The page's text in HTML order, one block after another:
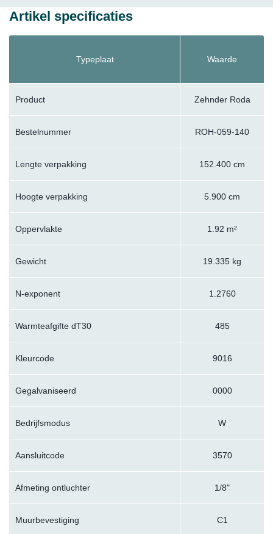
Artikel specificaties
Typeplaat Waarde
Product Zehnder Roda
Bestelnummer ROH-059-140
Lengte verpakking 152.400 cm
Hoogte verpakking 5.900 cm
Oppervlakte 1.92 m²
Gewicht 19.335 kg
N-exponent 1.2760
Warmteafgifte dT30 485
Kleurcode 9016
Gegalvaniseerd 0000
Bedrijfsmodus W
Aansluitcode 3570
Afmeting ontluchter 1/8"
Muurbevestiging C1